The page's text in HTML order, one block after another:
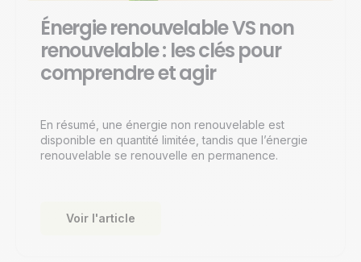
Énergie renouvelable VS non
renouvelable : les clés pour
comprendre et agir
En résumé, une énergie non renouvelable est
disponible en quantité limitée, tandis que l’énergie
renouvelable se renouvelle en permanence.
Voir l'article